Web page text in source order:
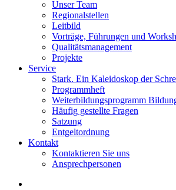
Unser Team
Regionalstellen
Leitbild
Vorträge, Führungen und
Qualitätsmanagement
Projekte
Service
Stark. Ein Kaleidoskop der
Programmheft
Weiterbildungsprogramm
Häufig gestellte Fragen
Satzung
Entgeltordnung
Kontakt
Kontaktieren Sie uns
Ansprechpersonen